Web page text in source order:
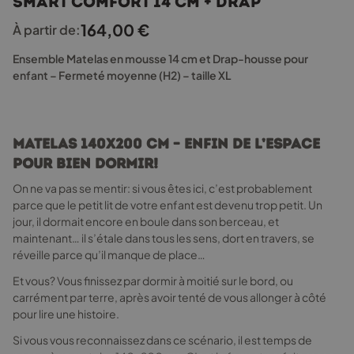
Les
options
peuvent
être
la
page
du
produit
À partir de:164,00 €
Ensemble Matelas en mousse 14 cm et Drap-housse pour
enfant – Fermeté moyenne (H2) – taille XL
Matelas 140x200 cm – enfin de l’espace
pour bien dormir!
On ne va pas se mentir: si vous êtes ici, c’est probablement
parce que le petit lit de votre enfant est devenu trop petit. Un
jour, il dormait encore en boule dans son berceau, et
maintenant… il s’étale dans tous les sens, dort en travers, se
réveille parce qu’il manque de place…
Et vous? Vous finissez par dormir à moitié sur le bord, ou
carrément par terre, après avoir tenté de vous allonger à côté
pour lire une histoire.
Si vous vous reconnaissez dans ce scénario, il est temps de